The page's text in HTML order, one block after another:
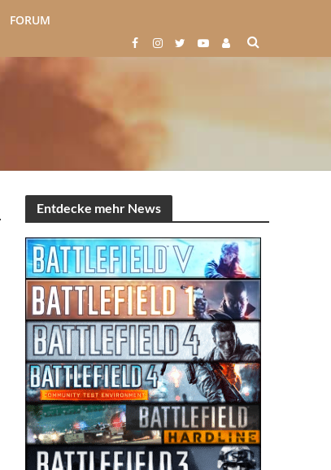
FORUM
Entdecke mehr News